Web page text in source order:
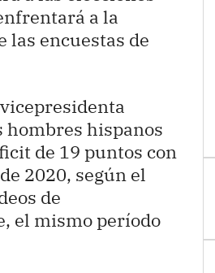
a la
las encuestas de
hispanos
de 19 puntos con
2020, según el
de
el mismo período